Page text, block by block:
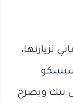
لزيارتها،
نيك ويصرخ